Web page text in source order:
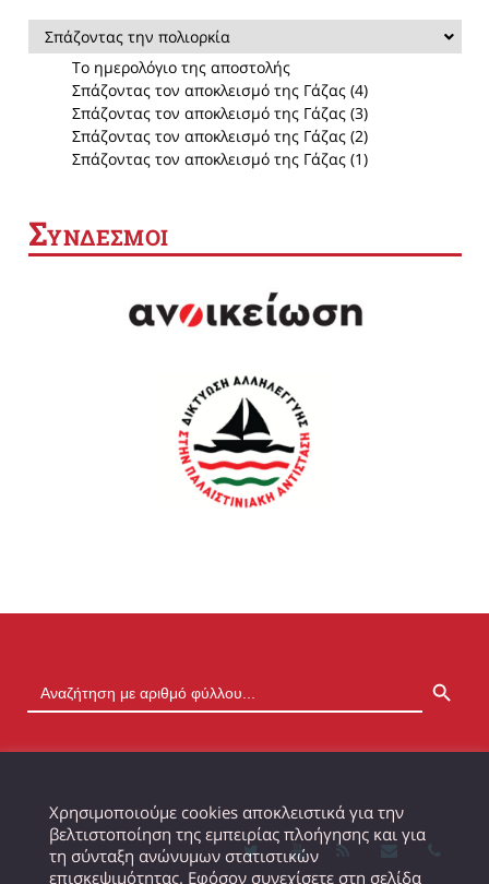
Σπάζοντας την πολιορκία
Το ημερολόγιο της αποστολής
Σπάζοντας τον αποκλεισμό της Γάζας (4)
Σπάζοντας τον αποκλεισμό της Γάζας (3)
Σπάζοντας τον αποκλεισμό της Γάζας (2)
Σπάζοντας τον αποκλεισμό της Γάζας (1)
ΣΥΝΔΕΣΜΟΙ
Χρησιμοποιούμε cookies αποκλειστικά για την
βελτιστοποίηση της εμπειρίας πλοήγησης και για
τη σύνταξη ανώνυμων στατιστικών
επισκεψιμότητας. Εφόσον συνεχίσετε στη σελίδα